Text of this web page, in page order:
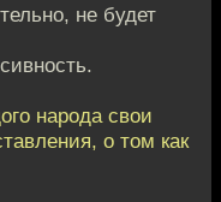
не будет
народа свои
о том как